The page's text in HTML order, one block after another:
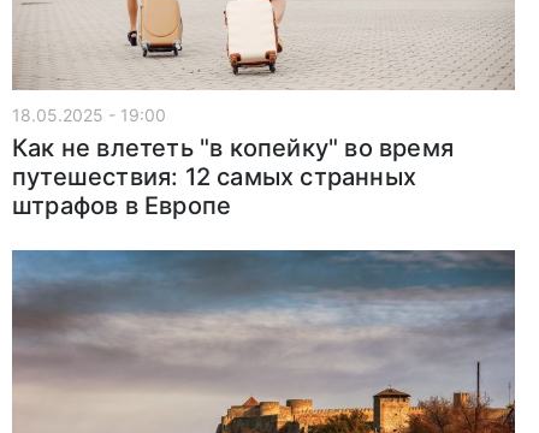
18.05.2025 - 19:00
Как не влететь "в копейку" во время
путешествия: 12 самых странных
штрафов в Европе